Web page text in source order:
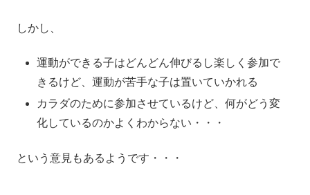
しかし、
運動ができる子はどんどん伸びるし楽しく参加で
きるけど、運動が苦手な子は置いていかれる
カラダのために参加させているけど、何がどう変
化しているのかよくわからない・・・
という意見もあるようです・・・